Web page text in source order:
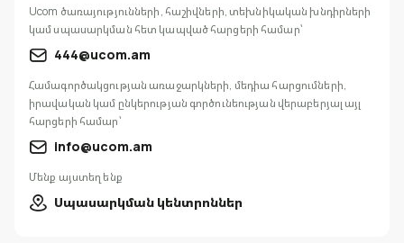
Ucom ծառայությունների, հաշիվների, տեխնիկական խնդիրների
կամ սպասարկման հետ կապված հարցերի համար՝
444@ucom.am
Համագործակցության առաջարկների, մեդիա հարցումների,
իրավական կամ ընկերության գործունեության վերաբերյալ այլ
հարցերի համար՝
info@ucom.am
Մենք այստեղ ենք
Սպասարկման կենտրոններ